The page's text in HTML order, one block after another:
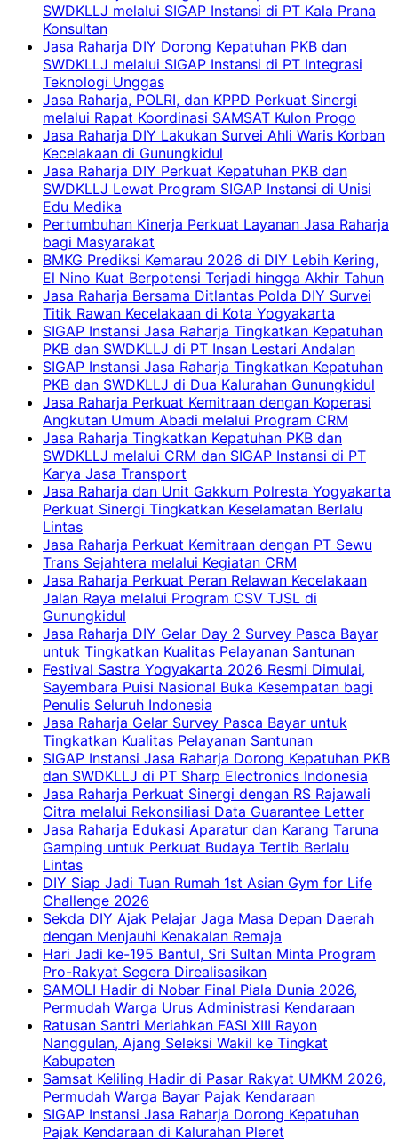
SWDKLLJ melalui SIGAP Instansi di PT Kala Prana
Konsultan
Jasa Raharja DIY Dorong Kepatuhan PKB dan
SWDKLLJ melalui SIGAP Instansi di PT Integrasi
Teknologi Unggas
Jasa Raharja, POLRI, dan KPPD Perkuat Sinergi
melalui Rapat Koordinasi SAMSAT Kulon Progo
Jasa Raharja DIY Lakukan Survei Ahli Waris Korban
Kecelakaan di Gunungkidul
Jasa Raharja DIY Perkuat Kepatuhan PKB dan
SWDKLLJ Lewat Program SIGAP Instansi di Unisi
Edu Medika
Pertumbuhan Kinerja Perkuat Layanan Jasa Raharja
bagi Masyarakat
BMKG Prediksi Kemarau 2026 di DIY Lebih Kering,
El Nino Kuat Berpotensi Terjadi hingga Akhir Tahun
Jasa Raharja Bersama Ditlantas Polda DIY Survei
Titik Rawan Kecelakaan di Kota Yogyakarta
SIGAP Instansi Jasa Raharja Tingkatkan Kepatuhan
PKB dan SWDKLLJ di PT Insan Lestari Andalan
SIGAP Instansi Jasa Raharja Tingkatkan Kepatuhan
PKB dan SWDKLLJ di Dua Kalurahan Gunungkidul
Jasa Raharja Perkuat Kemitraan dengan Koperasi
Angkutan Umum Abadi melalui Program CRM
Jasa Raharja Tingkatkan Kepatuhan PKB dan
SWDKLLJ melalui CRM dan SIGAP Instansi di PT
Karya Jasa Transport
Jasa Raharja dan Unit Gakkum Polresta Yogyakarta
Perkuat Sinergi Tingkatkan Keselamatan Berlalu
Lintas
Jasa Raharja Perkuat Kemitraan dengan PT Sewu
Trans Sejahtera melalui Kegiatan CRM
Jasa Raharja Perkuat Peran Relawan Kecelakaan
Jalan Raya melalui Program CSV TJSL di
Gunungkidul
Jasa Raharja DIY Gelar Day 2 Survey Pasca Bayar
untuk Tingkatkan Kualitas Pelayanan Santunan
Festival Sastra Yogyakarta 2026 Resmi Dimulai,
Sayembara Puisi Nasional Buka Kesempatan bagi
Penulis Seluruh Indonesia
Jasa Raharja Gelar Survey Pasca Bayar untuk
Tingkatkan Kualitas Pelayanan Santunan
SIGAP Instansi Jasa Raharja Dorong Kepatuhan PKB
dan SWDKLLJ di PT Sharp Electronics Indonesia
Jasa Raharja Perkuat Sinergi dengan RS Rajawali
Citra melalui Rekonsiliasi Data Guarantee Letter
Jasa Raharja Edukasi Aparatur dan Karang Taruna
Gamping untuk Perkuat Budaya Tertib Berlalu
Lintas
DIY Siap Jadi Tuan Rumah 1st Asian Gym for Life
Challenge 2026
Sekda DIY Ajak Pelajar Jaga Masa Depan Daerah
dengan Menjauhi Kenakalan Remaja
Hari Jadi ke-195 Bantul, Sri Sultan Minta Program
Pro-Rakyat Segera Direalisasikan
SAMOLI Hadir di Nobar Final Piala Dunia 2026,
Permudah Warga Urus Administrasi Kendaraan
Ratusan Santri Meriahkan FASI XIII Rayon
Nanggulan, Ajang Seleksi Wakil ke Tingkat
Kabupaten
Samsat Keliling Hadir di Pasar Rakyat UMKM 2026,
Permudah Warga Bayar Pajak Kendaraan
SIGAP Instansi Jasa Raharja Dorong Kepatuhan
Pajak Kendaraan di Kalurahan Pleret